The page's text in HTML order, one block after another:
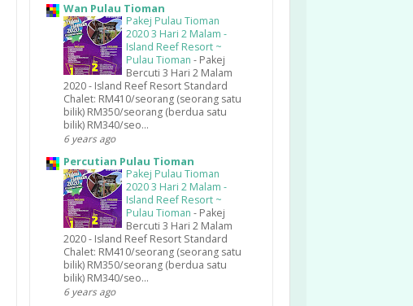
Wan Pulau Tioman
Pakej Pulau Tioman
2020 3 Hari 2 Malam -
Island Reef Resort ~
Pulau Tioman - Pakej
Bercuti 3 Hari 2 Malam
2020 - Island Reef Resort Standard
Chalet: RM410/seorang (seorang satu
bilik) RM350/seorang (berdua satu
bilik) RM340/seo...
6 years ago
Percutian Pulau Tioman
Pakej Pulau Tioman
2020 3 Hari 2 Malam -
Island Reef Resort ~
Pulau Tioman - Pakej
Bercuti 3 Hari 2 Malam
2020 - Island Reef Resort Standard
Chalet: RM410/seorang (seorang satu
bilik) RM350/seorang (berdua satu
bilik) RM340/seo...
6 years ago